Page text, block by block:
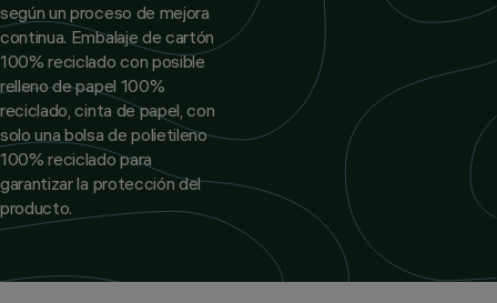
según un proceso de mejora
continua. Embalaje de cartón
100% reciclado con posible
relleno de papel 100%
reciclado, cinta de papel, con
solo una bolsa de polietileno
100% reciclado para
garantizar la protección del
producto.